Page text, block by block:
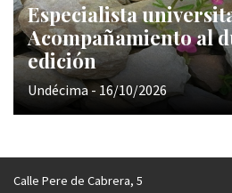
Especialista
Acompañamiento al
edición
Undécima - 16/10/2026
Calle Pere de Cabrera, 5